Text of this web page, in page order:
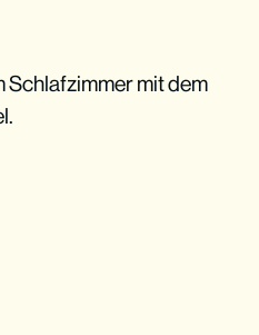
Schlafzimmer mit dem